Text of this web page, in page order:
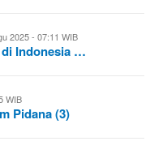
2025 - 07:11 WIB
di Indonesia …
WIB
Pidana (3)